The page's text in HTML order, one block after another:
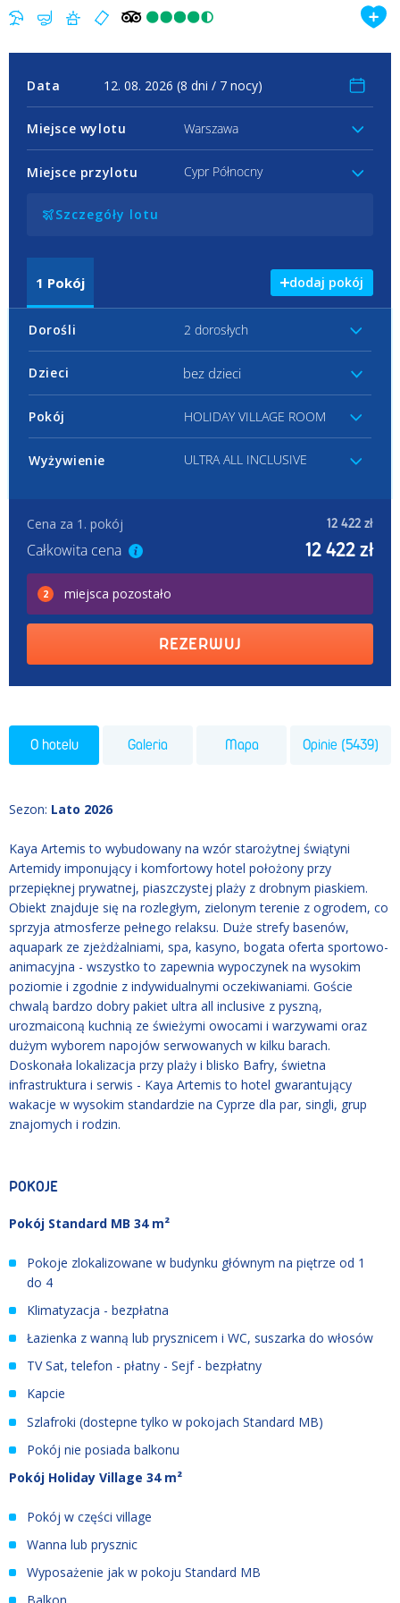
Data
Miejsce wylotu Warszawa
Miejsce przylotu Cypr Północny
Szczegóły lotu
1 Pokój dodaj pokój
Dorośli 2 dorosłych
Dzieci bez dzieci
Pokój HOLIDAY VILLAGE ROOM
Wyżywienie ULTRA ALL INCLUSIVE
Cena za 1. pokój 12 422 zł
Całkowita cena 12 422 zł
2 miejsca pozostało
REZERWUJ
O hotelu Galeria Mapa Opinie (5439)
Sezon: Lato 2026
Kaya Artemis to wybudowany na wzór starożytnej świątyni
Artemidy imponujący i komfortowy hotel położony przy
przepięknej prywatnej, piaszczystej plaży z drobnym piaskiem.
Obiekt znajduje się na rozległym, zielonym terenie z ogrodem, co
sprzyja atmosferze pełnego relaksu. Duże strefy basenów,
aquapark ze zjeżdżalniami, spa, kasyno, bogata oferta sportowo-
animacyjna - wszystko to zapewnia wypoczynek na wysokim
poziomie i zgodnie z indywidualnymi oczekiwaniami. Goście
chwalą bardzo dobry pakiet ultra all inclusive z pyszną,
urozmaiconą kuchnią ze świeżymi owocami i warzywami oraz
dużym wyborem napojów serwowanych w kilku barach.
Doskonała lokalizacja przy plaży i blisko Bafry, świetna
infrastruktura i serwis - Kaya Artemis to hotel gwarantujący
wakacje w wysokim standardzie na Cyprze dla par, singli, grup
znajomych i rodzin.
POKOJE
Pokój Standard MB 34 m²
Pokoje zlokalizowane w budynku głównym na piętrze od 1
do 4
Klimatyzacja - bezpłatna
Łazienka z wanną lub prysznicem i WC, suszarka do włosów
TV Sat, telefon - płatny - Sejf - bezpłatny
Kapcie
Szlafroki (dostepne tylko w pokojach Standard MB)
Pokój nie posiada balkonu
Pokój Holiday Village 34 m²
Pokój w części village
Wanna lub prysznic
Wyposażenie jak w pokoju Standard MB